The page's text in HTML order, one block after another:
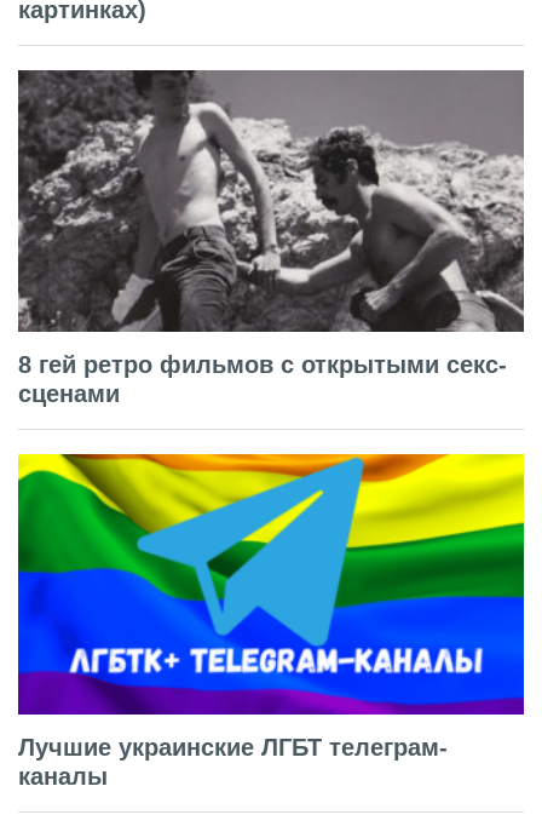
картинках)
8 гей ретро фильмов с открытыми секс-
сценами
Лучшие украинские ЛГБТ телеграм-
каналы